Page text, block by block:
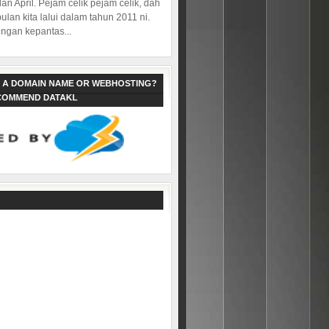
April. Pejam celik pejam celik, dah
kita lalui dalam tahun 2011 ni.
kepantas...
A DOMAIN NAME OR WEBHOSTING?
DATAKL